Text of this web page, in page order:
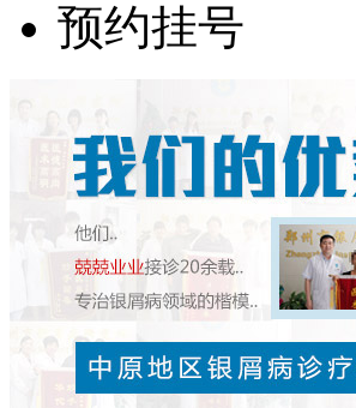
预约挂号